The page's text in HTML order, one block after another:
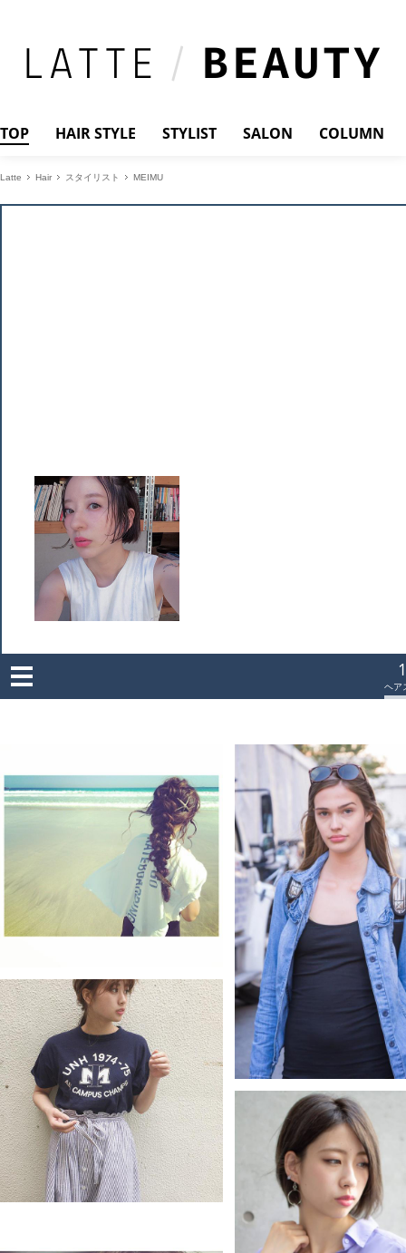
TOP HAIR STYLE STYLIST SALON COLUMN
Latte Hair スタイリスト MEIMU
Men
u
ヘア